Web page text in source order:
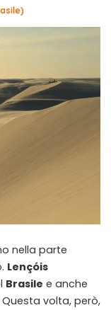
nella parte
Lençóis
Brasile e anche
volta, però,